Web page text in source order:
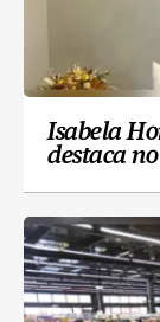
Isabela
destaca